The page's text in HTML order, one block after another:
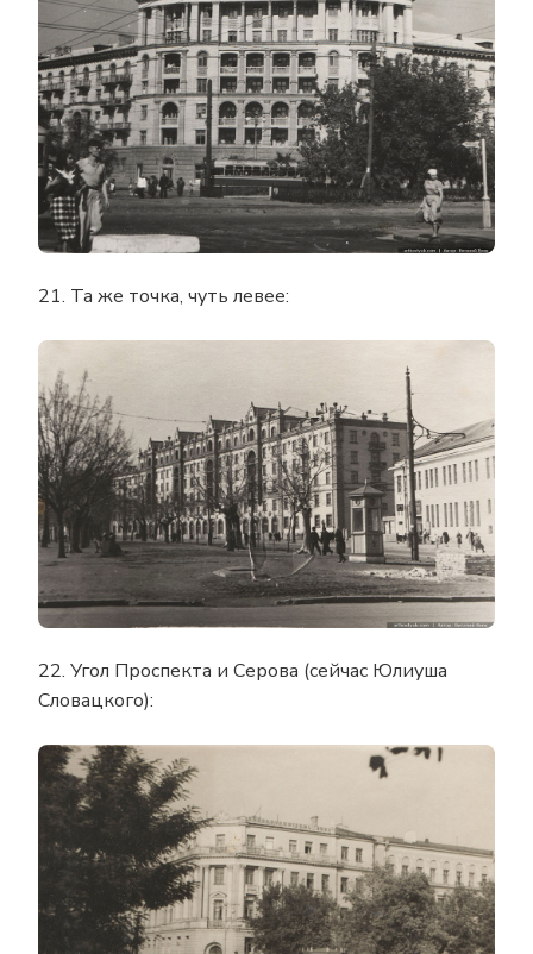
21. Та же точка, чуть левее:
22. Угол Проспекта и Серова (сейчас Юлиуша
Словацкого):